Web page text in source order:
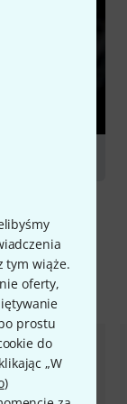
tym wiąże.
oferty,
prostu
do
„W
)